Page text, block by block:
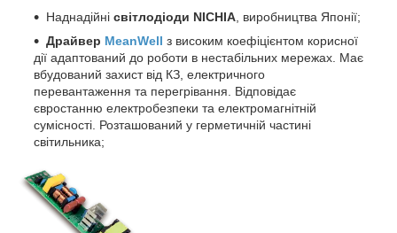
Наднадійні світлодіоди NICHIA , виробництва Японії;
Драйвер MeanWell з високим коефіцієнтом корисної
дії адаптований до роботи в нестабільних мережах. Має
вбудований захист від КЗ, електричного
перевантаження та перегрівання. Відповідає
євростанню електробезпеки та електромагнітній
сумісності. Розташований у герметичній частині
світильника;